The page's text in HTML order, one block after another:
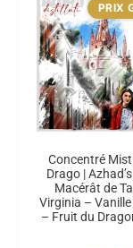
PRIX
Concentré
Drago |
Macérât de
Virginia –
– Fruit du